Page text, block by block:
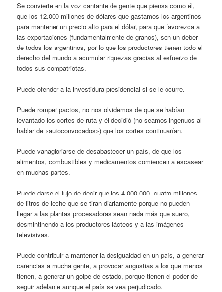
Se convierte en la voz cantante de gente que piensa como él,
que los 12.000 millones de dólares que gastamos los argentinos
para mantener un precio alto para el dólar, para que favorezca a
las exportaciones (fundamentalmente de granos), son un deber
de todos los argentinos, por lo que los productores tienen todo el
derecho del mundo a acumular riquezas gracias al esfuerzo de
todos sus compatriotas.
Puede ofender a la investidura presidencial si se le ocurre.
Puede romper pactos, no nos olvidemos de que se habían
levantado los cortes de ruta y él decidió (no seamos ingenuos al
hablar de «autoconvocados») que los cortes continuarían.
Puede vanagloriarse de desabastecer un país, de que los
alimentos, combustibles y medicamentos comiencen a escasear
en muchas partes.
Puede darse el lujo de decir que los 4.000.000 -cuatro millones-
de litros de leche que se tiran diariamente porque no pueden
llegar a las plantas procesadoras sean nada más que suero,
desmintinendo a los productores lácteos y a las imágenes
televisivas.
Puede contribuir a mantener la desigualdad en un país, a generar
carencias a mucha gente, a provocar angustias a los que menos
tienen, a generar un golpe de estado, porque tienen el poder de
seguir adelante aunque el país se vea perjudicado.